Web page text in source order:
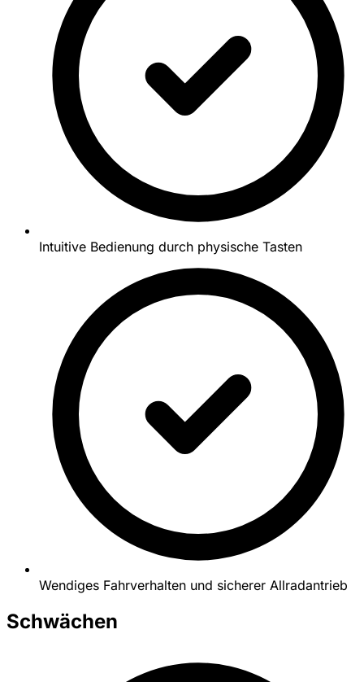
Intuitive Bedienung durch physische Tasten
Wendiges Fahrverhalten und sicherer Allradantrieb
Schwächen